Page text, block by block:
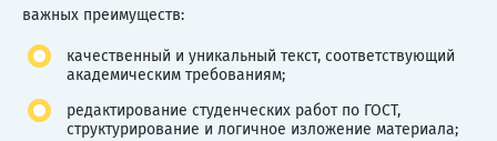
важных преимуществ:
качественный и уникальный текст, соответствующий
академическим требованиям;
редактирование студенческих работ по ГОСТ,
структурирование и логичное изложение материала;